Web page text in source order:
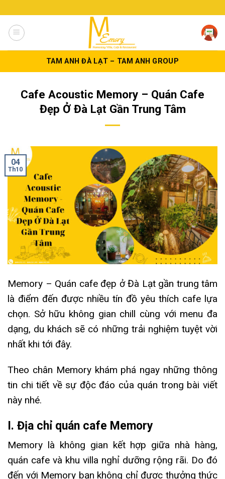
to
content
TAM ANH ĐÀ LẠT – TAM ANH GROUP
Cafe Acoustic Memory – Quán Cafe
Đẹp Ở Đà Lạt Gần Trung Tâm
04
Th10
Memory – Quán cafe đẹp ở Đà Lạt gần trung tâm
là điểm đến được nhiều tín đồ yêu thích cafe lựa
chọn. Sở hữu không gian chill cùng với menu đa
dạng, du khách sẽ có những trải nghiệm tuyệt vời
nhất khi tới đây.
Theo chân Memory khám phá ngay những thông
tin chi tiết về sự độc đáo của quán trong bài viết
này nhé.
I. Địa chỉ quán cafe Memory
Memory là không gian kết hợp giữa nhà hàng,
quán cafe và khu villa nghỉ dưỡng rộng rãi. Do đó
đến với Memory bạn không chỉ được thưởng thức